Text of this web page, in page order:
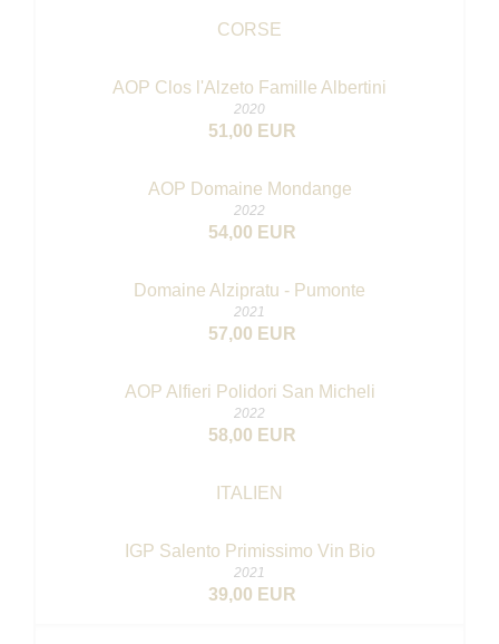
CORSE
AOP Clos l'Alzeto Famille Albertini
2020
51,00 EUR
AOP Domaine Mondange
2022
54,00 EUR
Domaine Alzipratu - Pumonte
2021
57,00 EUR
AOP Alfieri Polidori San Micheli
2022
58,00 EUR
ITALIEN
IGP Salento Primissimo Vin Bio
2021
39,00 EUR